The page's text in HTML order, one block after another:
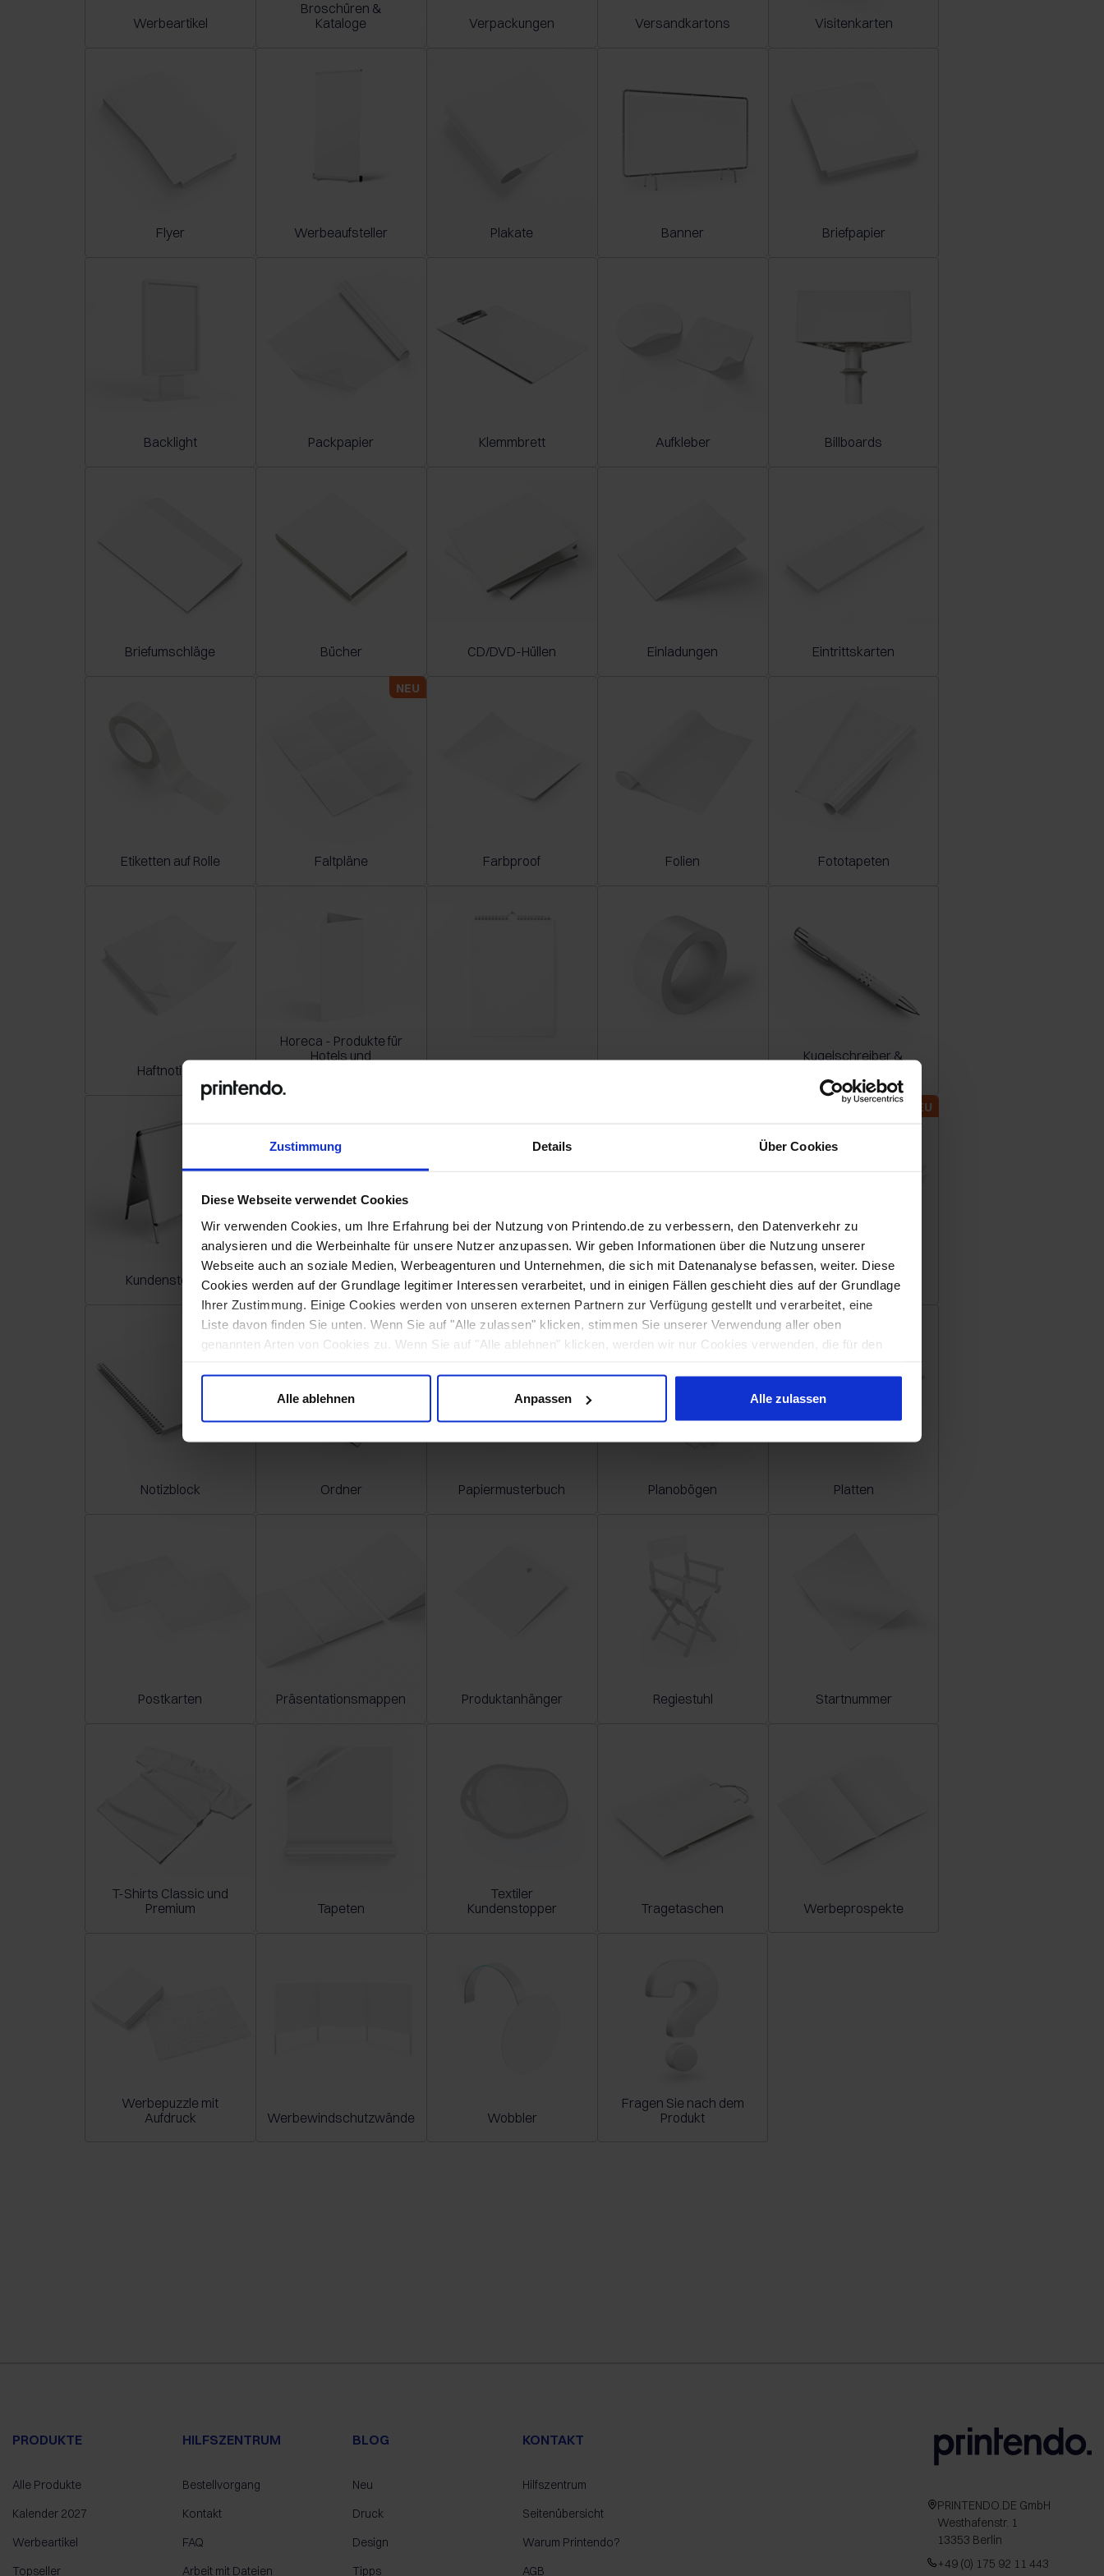
Zustimmung Details Über Cookies
Diese Webseite verwendet Cookies
Wir verwenden Cookies, um Ihre Erfahrung bei der Nutzung von Printendo.de zu verbessern, den Datenverkehr zu
analysieren und die Werbeinhalte für unsere Nutzer anzupassen. Wir geben Informationen über die Nutzung unserer
Webseite auch an soziale Medien, Werbeagenturen und Unternehmen, die sich mit Datenanalyse befassen, weiter. Diese
Cookies werden auf der Grundlage legitimer Interessen verarbeitet, und in einigen Fällen geschieht dies auf der Grundlage
Ihrer Zustimmung. Einige Cookies werden von unseren externen Partnern zur Verfügung gestellt und verarbeitet, eine
Liste davon finden Sie unten. Wenn Sie auf "Alle zulassen" klicken, stimmen Sie unserer Verwendung aller oben
genannten Arten von Cookies zu. Wenn Sie auf "Alle ablehnen" klicken, werden wir nur Cookies verwenden, die für den
Alle ablehnen
Anpassen Alle zulassen
Werbeartikel
Broschüren &
Kataloge
Verpackungen Versandkartons Visitenkarten
Flyer Werbeaufsteller Plakate Banner Briefpapier
Backlight Packpapier Klemmbrett Aufkleber Billboards
Briefumschläge Bücher CD/DVD-Hüllen Einladungen Eintrittskarten
Etiketten auf Rolle
NEU
Faltpläne Farbproof Folien Fototapeten
Haftnotizen
Horeca - Produkte für
Hotels und
Kugelschreiber &
Kundenstopper Lesezeichen Liegestühle Messe-Systeme
NEU
Musterbuch mit
Premium-
Veredelungen
Notizblock Ordner Papiermusterbuch Planobögen Platten
Postkarten Präsentationsmappen Produktanhänger Regiestuhl Startnummer
T-Shirts Classic und
Premium
Tapeten
Textiler
Kundenstopper
Tragetaschen Werbeprospekte
Werbepuzzle mit
Aufdruck
Werbewindschutzwände Wobbler
Fragen Sie nach dem
Produkt
PRODUKTE
Alle Produkte
Kalender 2027
Werbeartikel
Topseller
HILFSZENTRUM
Bestellvorgang
Kontakt
FAQ
Arbeit mit Dateien
BLOG
Neu
Druck
Design
Tipps
KONTAKT
Hilfszentrum
Seitenübersicht
Warum Printendo?
AGB
PRINTENDO.DE GmbH
Westhafenstr. 1
13353 Berlin
+49 (0) 175 92 11 443